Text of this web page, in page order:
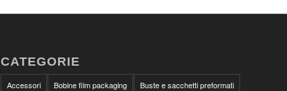
CATEGORIE
Accessori Bobine film packaging Buste e sacchetti preformati